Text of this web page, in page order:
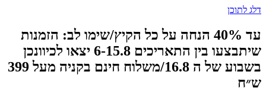
דלג לתוכן
עד 40% הנחה על כל הקיץ/שימו לב: הזמנות
שיתבצעו בין התאריכים 6-15.8 יצאו לכיוונכן
בשבוע של ה 16.8/משלוח חינם בקניה מעל 399
ש״ח